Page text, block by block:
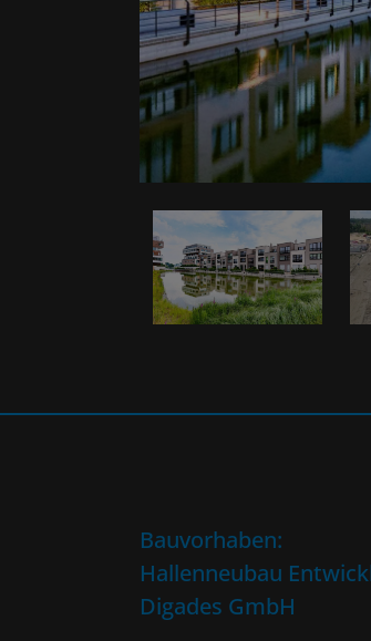
Bauvorhaben:
Hallenneubau
Digades GmbH